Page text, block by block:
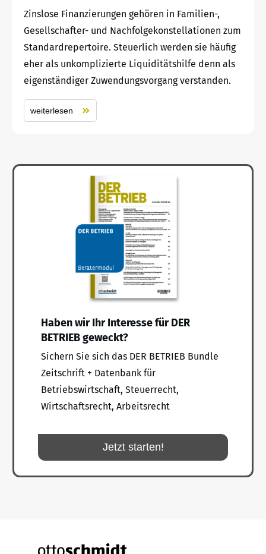
Zinslose Finanzierungen gehören in Familien-,
Gesellschafter- und Nachfolgekonstellationen zum
Standardrepertoire. Steuerlich werden sie häufig
eher als unkomplizierte Liquiditätshilfe denn als
eigenständiger Zuwendungsvorgang verstanden.
weiterlesen
Haben wir Ihr Interesse für DER
BETRIEB geweckt?
Sichern Sie sich das DER BETRIEB Bundle
Zeitschrift + Datenbank für
Betriebswirtschaft, Steuerrecht,
Wirtschaftsrecht, Arbeitsrecht
Jetzt starten!